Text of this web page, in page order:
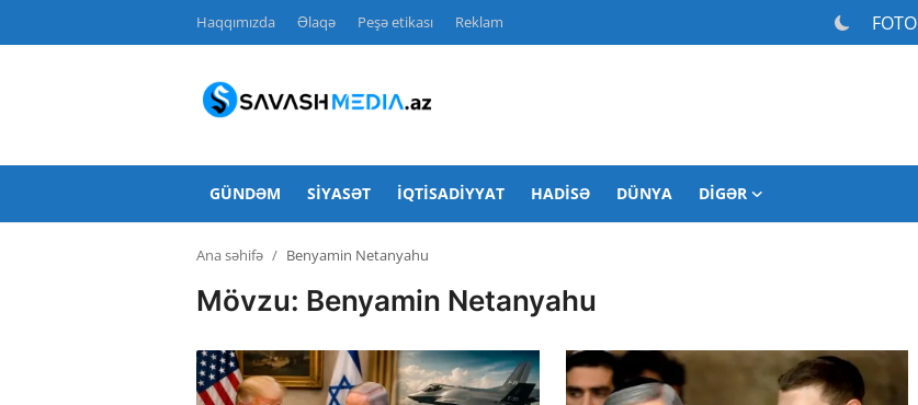
Haqqımızda Əlaqə Peşə etikası Reklam FOTO
GÜNDƏM SIYASƏT İQTISADIYYAT HADISƏ DÜNYA DIGƏR
Ana səhifə Benyamin Netanyahu
Mövzu: Benyamin Netanyahu